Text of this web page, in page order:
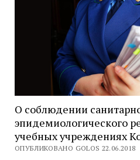
О соблюдении
эпидемиологического
учебных учреждениях
ОПУБЛИКОВАНО GOLOS 22.06.2018